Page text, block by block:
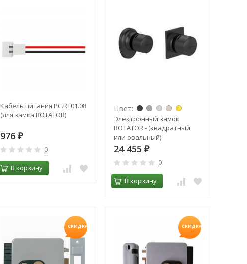
Кабель питания PC.RT01.08
(для замка ROTATOR)
976 ₽
0
В корзину
Цвет:
Электронный замок
ROTATOR - (квадратный
или овальный)
24 455 ₽
0
В корзину
СКИДКА! СКИДКА!